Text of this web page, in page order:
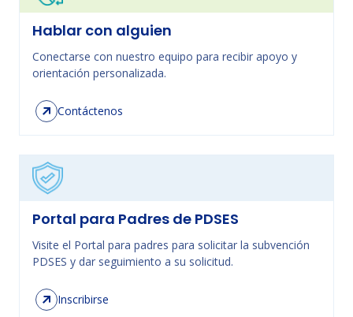
Hablar con alguien
Conectarse con nuestro equipo para recibir apoyo y
orientación personalizada.
Contáctenos
Portal para Padres de PDSES
Visite el Portal para padres para solicitar la subvención
PDSES y dar seguimiento a su solicitud.
Inscribirse